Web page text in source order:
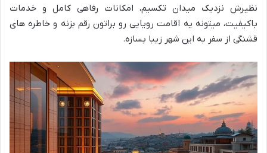
نظیرش نزدیک میدان تکسیم، امکانات رفاهی کامل و خدمات
باکیفیت، میتونه یه اقامت رویایی رو براتون رقم بزنه و خاطره های
قشنگی از سفر به این شهر زیبا بسازه.